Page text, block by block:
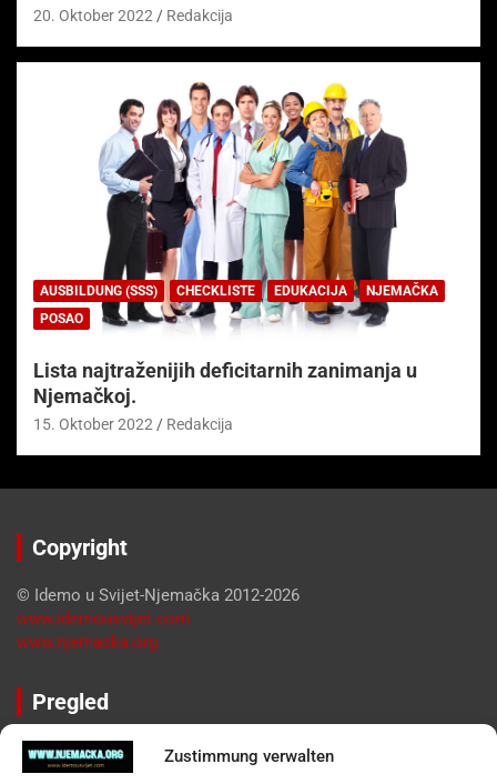
Zustimmung verwalten
20. Oktober 2022 Redakcija
AUSBILDUNG (SSS) CHECKLISTE EDUKACIJA
NJEMAČKA
POSAO
Lista najtraženijih deficitarnih zanimanja u
Njemačkoj.
15. Oktober 2022 Redakcija
Copyright
© Idemo u Svijet-Njemačka 2012-2026
www.idemousvijet.com
www.njemacka.org
Pregled
Impressum
Datenschutzerklärung